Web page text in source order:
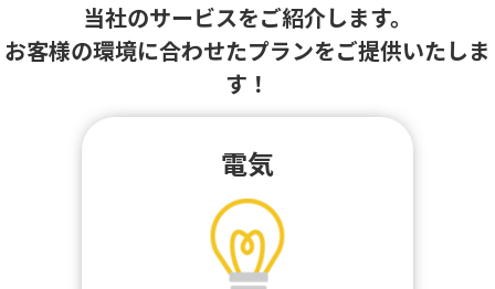
当社のサービスをご紹介します。
お客様の環境に合わせたプランをご提供いたしま
す！
電気